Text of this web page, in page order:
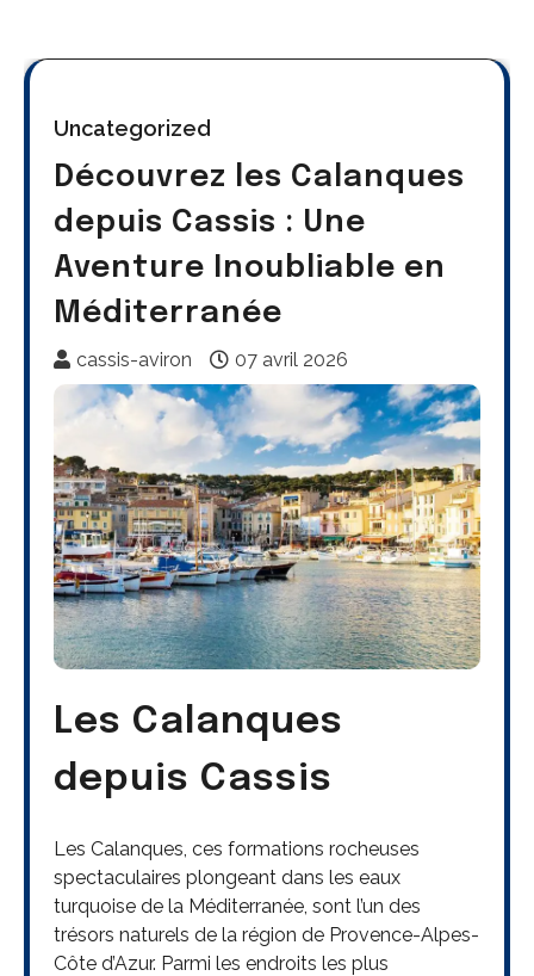
Uncategorized
Découvrez les Calanques
depuis Cassis : Une
Aventure Inoubliable en
Méditerranée
cassis-aviron 07 avril 2026
Les Calanques
depuis Cassis
Les Calanques, ces formations rocheuses
spectaculaires plongeant dans les eaux
turquoise de la Méditerranée, sont l’un des
trésors naturels de la région de Provence-Alpes-
Côte d’Azur. Parmi les endroits les plus